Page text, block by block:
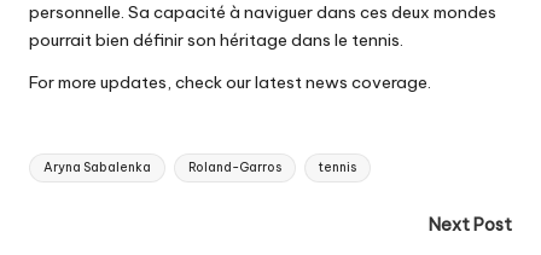
personnelle. Sa capacité à naviguer dans ces deux mondes
pourrait bien définir son héritage dans le tennis.
For more updates, check ourlatest news coverage.
Tags:
Aryna Sabalenka Roland-Garros tennis
Next Post